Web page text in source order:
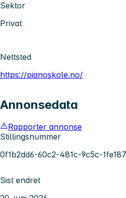
Sektor
Privat
Nettsted
https://pianoskole.no/
Annonsedata
Rapporter annonse
Stillingsnummer
0f1b2dd6-60c2-481c-9c5c-
Sist endret